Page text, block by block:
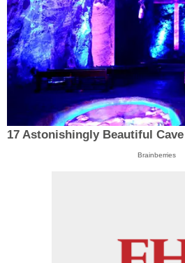
17 Astonishingly Beautiful
Brainberries